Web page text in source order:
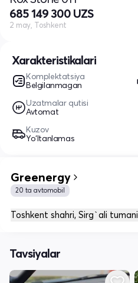
Xarakteristikalari
Komplektatsiya
Belgilanmagan
Uzatmalar qutisi
Avtomat
Kuzov
Yo‘ltanlamas
685 149 300 UZS
2 may, Toshkent
Greenergy
20 ta avtomobil
Toshkent shahri, Sirg`ali tumani
Tavsiyalar